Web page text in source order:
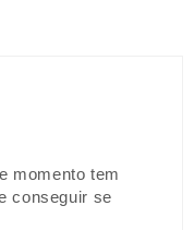
momento tem
conseguir se